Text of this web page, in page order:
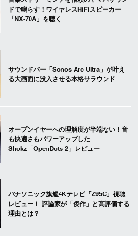
ドで鳴らす！ワイヤレスHiFiスピーカー
「NX-70A」を聴く
サウンドバー「Sonos Arc Ultra」が叶え
る大画面に没入させる本格サラウンド
オープンイヤーへの理解度が半端ない！音
も快適さもパワーアップした
Shokz「OpenDots 2」レビュー
パナソニック旗艦4Kテレビ「Z95C」視聴
レビュー！ 評論家が「傑作」と高評価する
理由とは？